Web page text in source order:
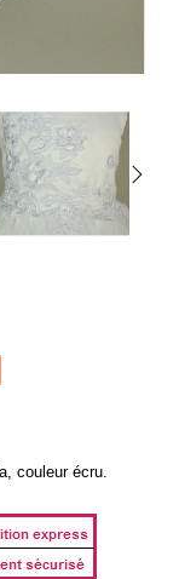
couleur écru.